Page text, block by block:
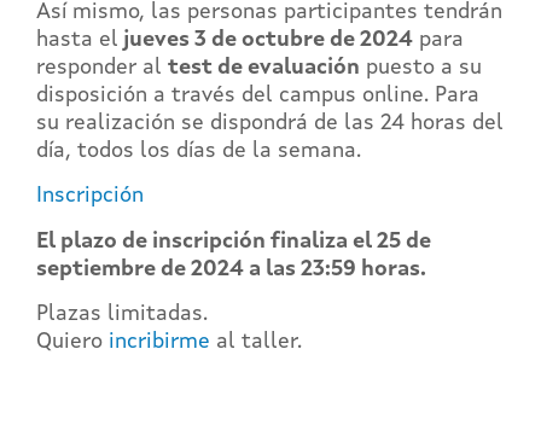
Así mismo, las personas participantes tendrán
hasta el jueves 3 de octubre de 2024 para
responder al test de evaluación puesto a su
disposición a través del campus online. Para
su realización se dispondrá de las 24 horas del
día, todos los días de la semana.
Inscripción
El plazo de inscripción finaliza el 25 de
septiembre de 2024 a las 23:59 horas.
Plazas limitadas.
Quiero incribirme al taller.